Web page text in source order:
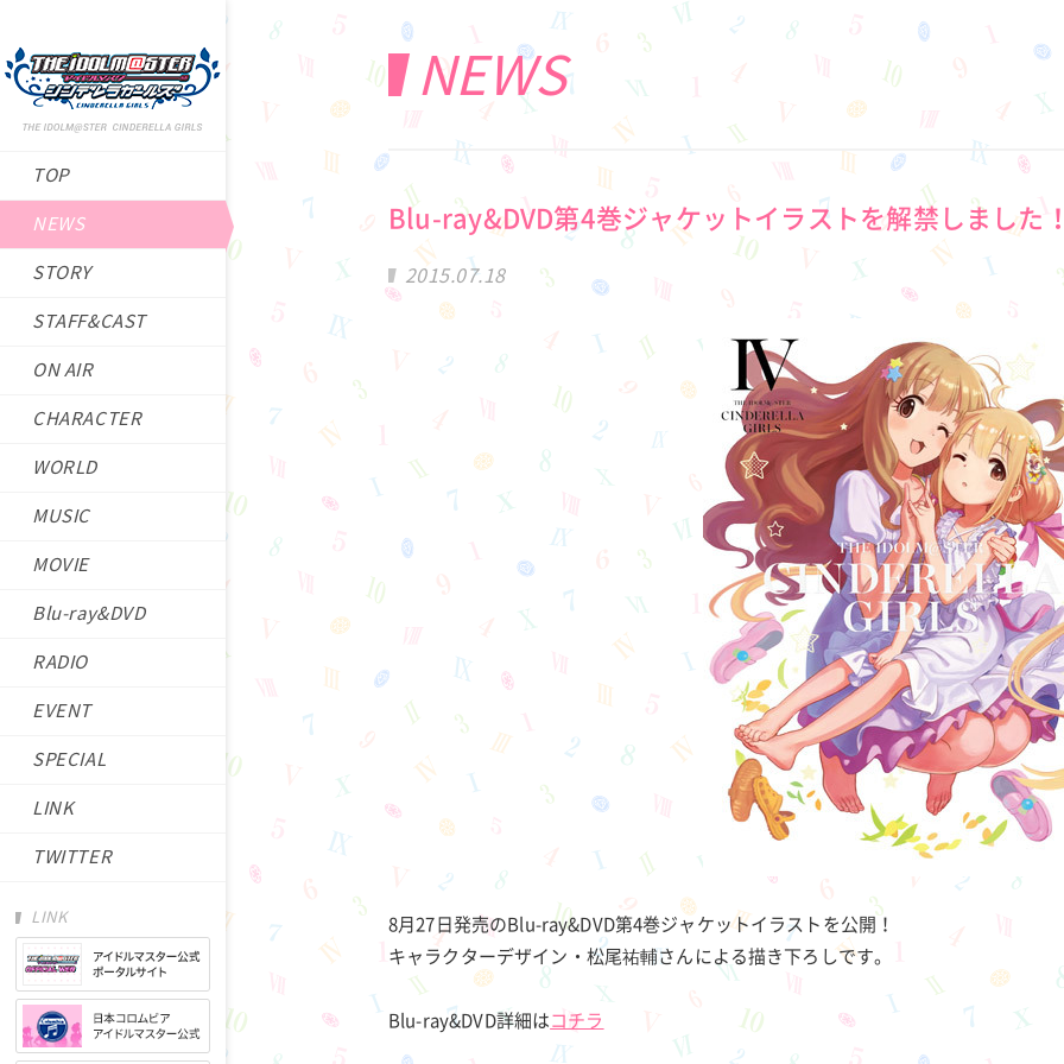
TOP
NEWS
STORY
STAFF&CAST
ON AIR
CHARACTER
WORLD
MUSIC
MOVIE
Blu-ray&DVD
RADIO
EVENT
SPECIAL
LINK
TWITTER
LINK
NEWS
Blu-ray&DVD第4巻ジャケットイラストを解禁しました
2015.07.18
8月27日発売のBlu-ray&DVD第4巻ジャケットイラストを公開！
キャラクターデザイン・松尾祐輔さんによる描き下ろしです。
Blu-ray&DVD詳細は コチラ